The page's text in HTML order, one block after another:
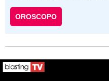
OROSCOPO